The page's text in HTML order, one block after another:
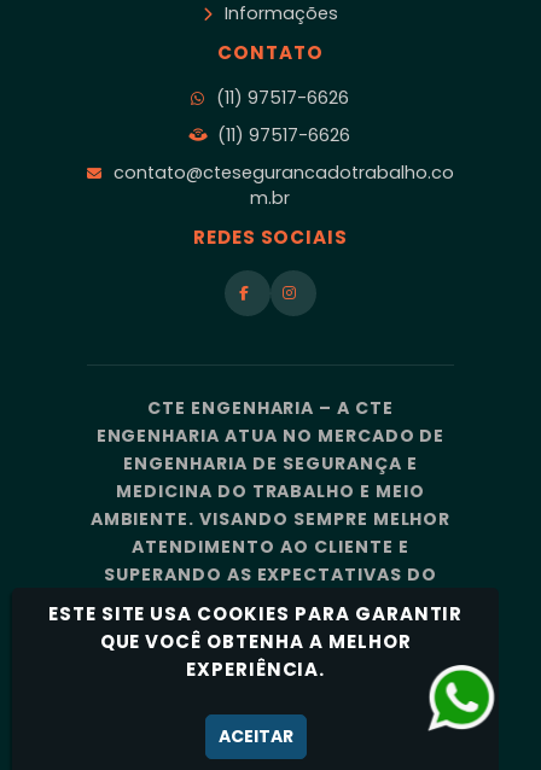
Informações
CONTATO
(11) 97517-6626
(11) 97517-6626
contato@ctesegurancadotrabalho.co
m.br
REDES SOCIAIS
CTE ENGENHARIA – A CTE
ENGENHARIA ATUA NO MERCADO DE
ENGENHARIA DE SEGURANÇA E
MEDICINA DO TRABALHO E MEIO
AMBIENTE. VISANDO SEMPRE MELHOR
ATENDIMENTO AO CLIENTE E
SUPERANDO AS EXPECTATIVAS DO
MERCADO, A CTE ENGENHARIA
CONTA COM UMA EQUIPE DE
PROFISSIONAIS ALTAMENTE
CAPACITADOS E ESPECIALIZADOS.
Política de Privacidade
ESTE SITE USA COOKIES PARA GARANTIR
QUE VOCÊ OBTENHA A MELHOR
EXPERIÊNCIA.
ACEITAR